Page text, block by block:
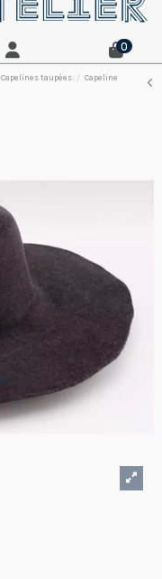
0
Capelines taupées
Capeline